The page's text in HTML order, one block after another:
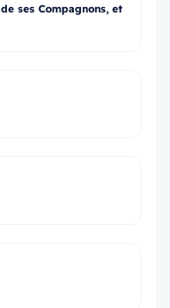
ses Compagnons, et